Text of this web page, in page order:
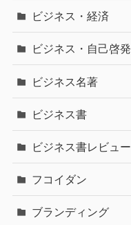
ビジネス・経済
ビジネス・自己啓発
ビジネス名著
ビジネス書
ビジネス書レビュー
フコイダン
ブランディング